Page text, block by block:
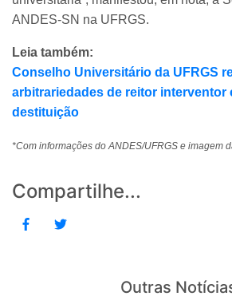
ANDES-SN na UFRGS.
Leia também:
Conselho Universitário da UFRGS
arbitrariedades de reitor interventor
destituição
*Com informações do ANDES/UFRGS e imagem
Compartilhe...
Outras